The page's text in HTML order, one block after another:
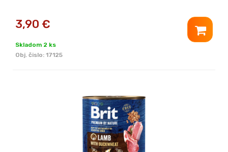
3,90 €
Skladom 2 ks
Obj. čislo: 17125